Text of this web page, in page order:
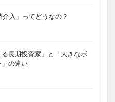
入」ってどうなの？
長期投資家」と「大きなボ
の違い